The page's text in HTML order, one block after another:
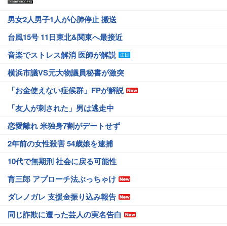
男女2人男子1人が心肺停止 搬送
台風15号 11日東北&関東へ最接近
音楽でストレス解消 医師が解説
横浜市議VS元大物議員秘書が激突
「お金使えない症候群」FPが解説
「友人が刺された」男は逃走中
恋愛離れ 米独身7割がデートせず
2年前の女性殺害 54歳娘を逮捕
10代で無期刑 社会に戻る可能性
育三郎 アプローチ法ぶっちゃけ
ダレノガレ 支援金振り込み報告
同じ詐欺に遭った芸人の実名告白